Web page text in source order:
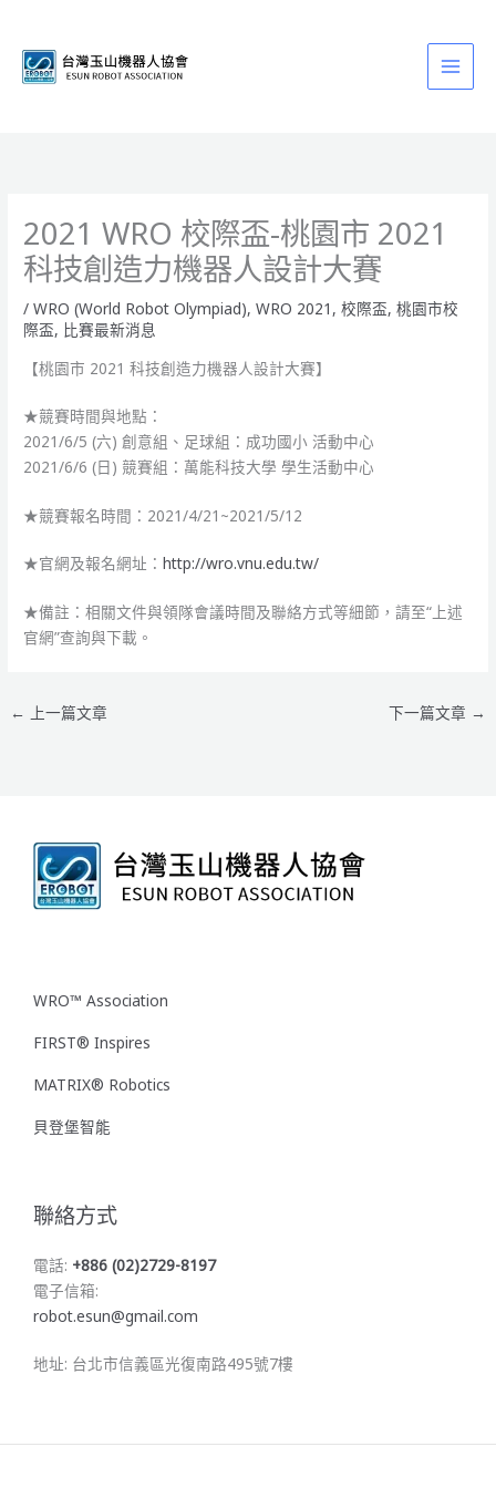
2021 WRO 校際盃-桃園市 2021
科技創造力機器人設計大賽
/WRO (World Robot Olympiad),WRO 2021 ,校際盃,桃園市校
際盃, 比賽最新消息
【桃園市 2021 科技創造力機器人設計大賽】
★競賽時間與地點：
2021/6/5 (六) 創意組、足球組：成功國小 活動中心
2021/6/6 (日) 競賽組：萬能科技大學 學生活動中心
★競賽報名時間：2021/4/21~2021/5/12
★官網及報名網址：http://wro.vnu.edu.tw/
★備註：相關文件與領隊會議時間及聯絡方式等細節，請至“上述
官網”查詢與下載。
← 上一篇文章 下一篇文章 →
WRO™ Association
FIRST® Inspires
MATRIX® Robotics
貝登堡智能
聯絡方式
電話: +886 (02)2729-8197
電子信箱:
robot.esun@gmail.com
地址: 台北市信義區光復南路495號7樓